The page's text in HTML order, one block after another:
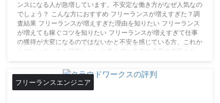
ンスになる人が急増しています。不安定な働き方がなぜ人気なの
でしょう？ こんな方におすすめ フリーランスが増えすぎた？調
査結果 フリーランスが増えすぎた理由を知りたい フリーランス
が増えても稼ぐコツを知りたい フリーランスが増えすぎて仕事
の獲得が大変になるのではないかと不安を感じている方、これか
らフリーランスを目指したいと考えている方は必見の内容となっ
ンスは増えすぎた？フリーランス人口調査結果 ...
フリーランスエンジニア